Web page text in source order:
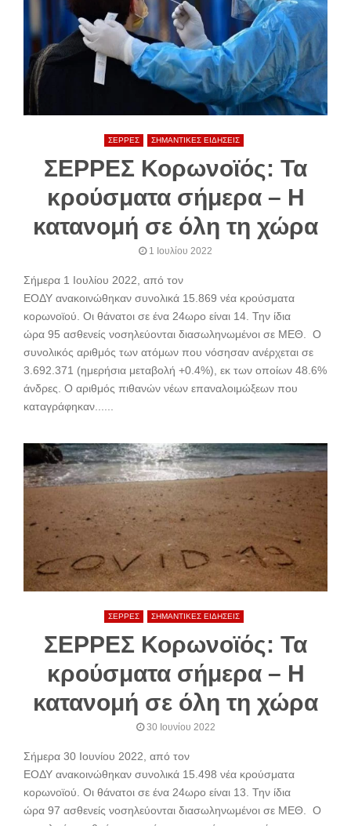
ΣΕΡΡΕΣ ΣΗΜΑΝΤΙΚΕΣ ΕΙΔΗΣΕΙΣ
ΣΕΡΡΕΣ Κορωνοϊός: Τα
κρούσματα σήμερα – Η
κατανομή σε όλη τη χώρα
1 Ιουλίου 2022
Σήμερα 1 Ιουλίου 2022, από τον
ΕΟΔΥ ανακοινώθηκαν συνολικά 15.869 νέα κρούσματα
κορωνοϊού. Oι θάνατοι σε ένα 24ωρο είναι 14. Την ίδια
ώρα 95 ασθενείς νοσηλεύονται διασωληνωμένοι σε ΜΕΘ. Ο
συνολικός αριθμός των ατόμων που νόσησαν ανέρχεται σε
3.692.371 (ημερήσια μεταβολή +0.4%), εκ των οποίων 48.6%
άνδρες. Ο αριθμός πιθανών νέων επαναλοιμώξεων που
καταγράφηκαν......
ΣΕΡΡΕΣ ΣΗΜΑΝΤΙΚΕΣ ΕΙΔΗΣΕΙΣ
ΣΕΡΡΕΣ Κορωνοϊός: Τα
κρούσματα σήμερα – Η
κατανομή σε όλη τη χώρα
30 Ιουνίου 2022
Σήμερα 30 Ιουνίου 2022, από τον
ΕΟΔΥ ανακοινώθηκαν συνολικά 15.498 νέα κρούσματα
κορωνοϊού. Oι θάνατοι σε ένα 24ωρο είναι 13. Την ίδια
ώρα 97 ασθενείς νοσηλεύονται διασωληνωμένοι σε ΜΕΘ. Ο